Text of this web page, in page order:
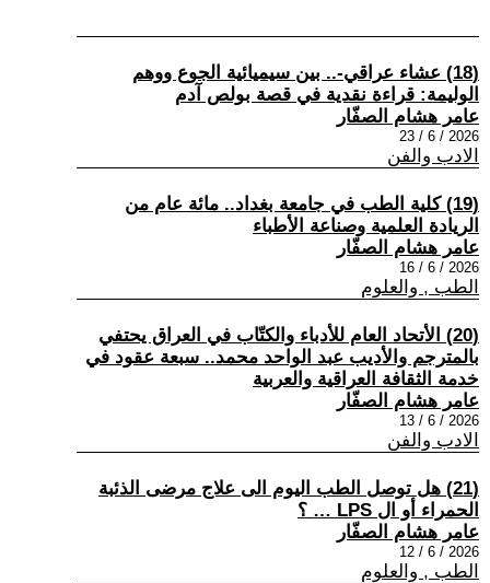
(18) عشاء عراقي-.. بين سيميائية الجوع ووهم
الوليمة: قراءة نقدية في قصة بولص آدم
عامر هشام الصفّار
2026 / 6 / 23
الادب والفن
(19) كلية الطب في جامعة بغداد.. مائة عام من
الريادة العلمية وصناعة الأطباء
عامر هشام الصفّار
2026 / 6 / 16
الطب , والعلوم
(20) الأتحاد العام للأدباء والكتّاب في العراق يحتفي
بالمترجم والأديب عبد الواحد محمد.. سبعة عقود في
خدمة الثقافة العراقية والعربية
عامر هشام الصفّار
2026 / 6 / 13
الادب والفن
(21) هل توصل الطب اليوم الى علاج مرضى الذئبة
الحمراء أو ال LPS … ؟
عامر هشام الصفّار
2026 / 6 / 12
الطب , والعلوم